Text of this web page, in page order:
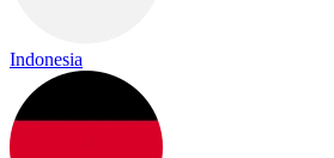
Indonesia